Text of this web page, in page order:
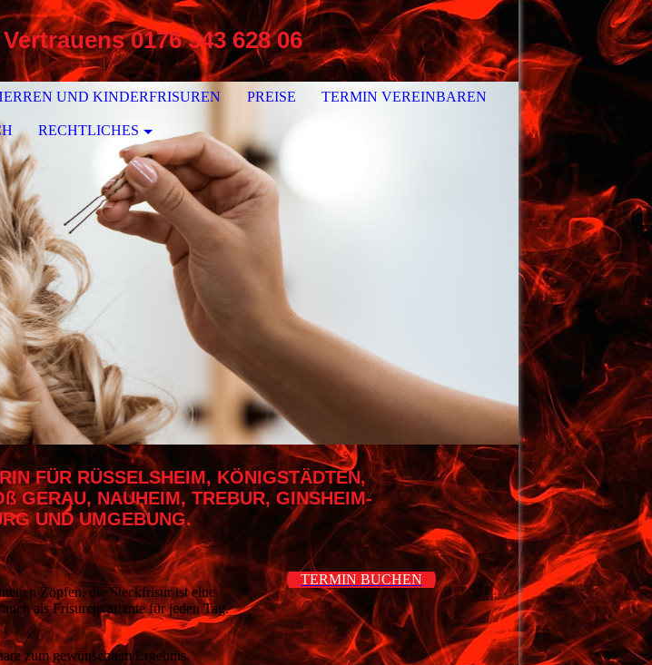
0176 343 628 06
UND KINDERFRISUREN PREISE TERMIN VEREINBAREN
RECHTLICHES
FÜR RÜSSELSHEIM, KÖNIGSTÄDTEN,
GERAU, NAUHEIM, TREBUR, GINSHEIM-
UND UMGEBUNG.
Zöpfen, die Steckfrisur ist eine
als Frisurenvariante für jeden Tag.
zum gewünschtem Ergebnis.
TERMIN BUCHEN